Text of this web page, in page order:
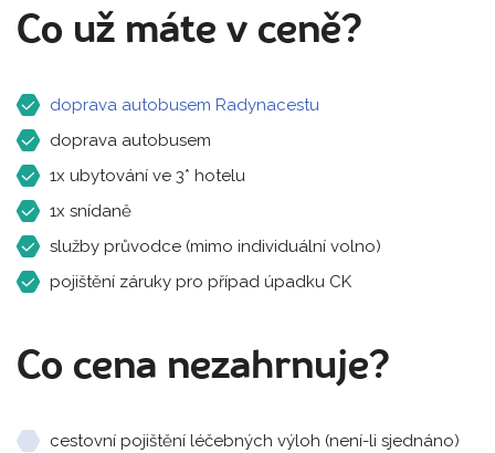
Co už máte v ceně?
doprava autobusem Radynacestu
doprava autobusem
1x ubytování ve 3* hotelu
1x snídaně
služby průvodce (mimo individuální volno)
pojištění záruky pro případ úpadku CK
Co cena nezahrnuje?
cestovní pojištění léčebných výloh (není-li sjednáno)